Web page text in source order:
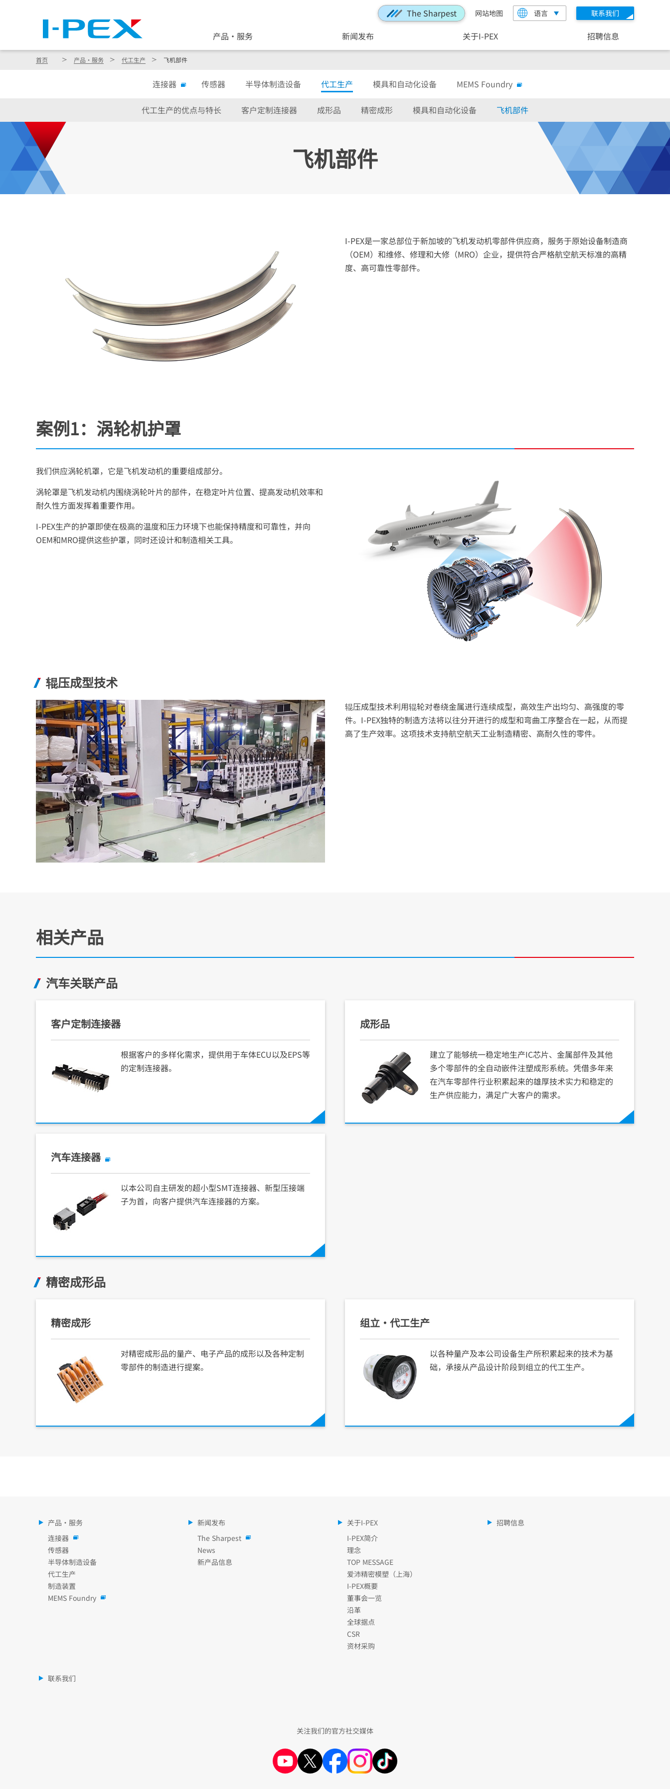
The Sharpest 网站地图 语言 联系我们
产品・服务 新闻发布 关于I-PEX 招聘信息
首页 产品・服务 代工生产 飞机部件
连接器 传感器 半导体制造设备 代工生产 模具和自动化设备 MEMS Foundry
代工生产的优点与特长 客户定制连接器 成形品 精密成形 模具和自动化设备 飞机部件
飞机部件
I-PEX是一家总部位于新加坡的飞机发动机零部件供应商，服务于原始设备制造商
（OEM）和维修、修理和大修（MRO）企业，提供符合严格航空航天标准的高精
度、高可靠性零部件。
案例1：涡轮机护罩
我们供应涡轮机罩，它是飞机发动机的重要组成部分。
涡轮罩是飞机发动机内围绕涡轮叶片的部件，在稳定叶片位置、提高发动机效率和
耐久性方面发挥着重要作用。
I-PEX生产的护罩即使在极高的温度和压力环境下也能保持精度和可靠性，并向
OEM和MRO提供这些护罩，同时还设计和制造相关工具。
辊压成型技术
辊压成型技术利用辊轮对卷绕金属进行连续成型，高效生产出均匀、高强度的零
件。 I-PEX独特的制造方法将以往分开进行的成型和弯曲工序整合在一起，从而提
高了生产效率。这项技术支持航空航天工业制造精密、高耐久性的零件。
相关产品
汽车关联产品
客户定制连接器
根据客户的多样化需求，提供用于车体ECU以及EPS等
的定制连接器。
成形品
建立了能够统一稳定地生产IC芯片、金属部件及其他
多个零部件的全自动嵌件注塑成形系统。凭借多年来
在汽车零部件行业积累起来的雄厚技术实力和稳定的
生产供应能力，满足广大客户的需求。
汽车连接器
以本公司自主研发的超小型SMT连接器、新型压接端
子为首，向客户提供汽车连接器的方案。
精密成形品
精密成形
对精密成形品的量产、电子产品的成形以及各种定制
零部件的制造进行提案。
组立・代工生产
以各种量产及本公司设备生产所积累起来的技术为基
础，承接从产品设计阶段到组立的代工生产。
产品・服务
连接器
传感器
半导体制造设备
代工生产
制造装置
MEMS Foundry
新闻发布
The Sharpest
News
新产品信息
关于I-PEX
I-PEX简介
理念
TOP MESSAGE
爱沛精密模塑（上海）
I-PEX概要
董事会一览
沿革
全球据点
CSR
资材采购
招聘信息
联系我们
关注我们的官方社交媒体